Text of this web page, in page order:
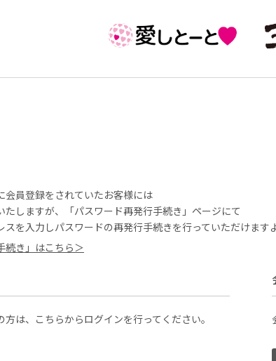
会員登録をされていたお客様には
たしますが、「パスワード再発行手続き」ページにて
スを入力しパスワードの再発行手続きを行っていただけます
続き」はこちら＞
は、こちらからログインを行ってください。